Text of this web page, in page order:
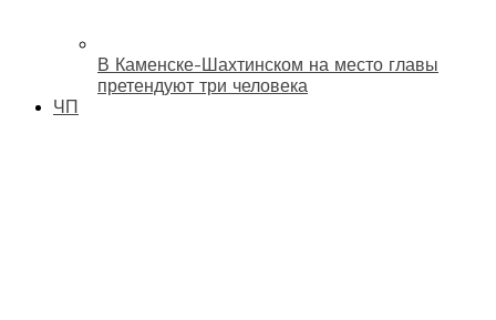
В Каменске-Шахтинском на место главы
претендуют три человека
ЧП